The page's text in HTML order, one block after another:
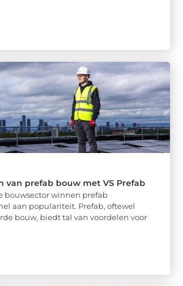
van prefab bouw met VS Prefab
bouwsector winnen prefab
aan populariteit. Prefab, oftewel
bouw, biedt tal van voordelen voor